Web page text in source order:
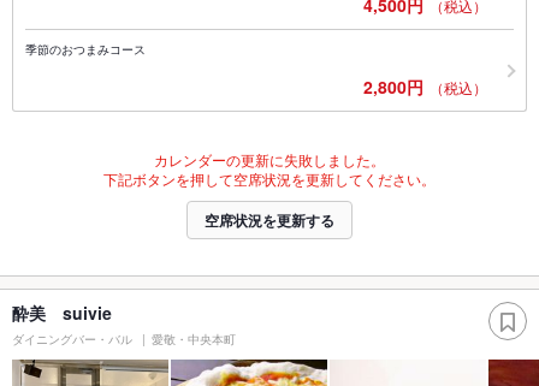
4,500円 （税込）
季節のおつまみコース
2,800円 （税込）
カレンダーの更新に失敗しました。
下記ボタンを押して空席状況を更新してください。
空席状況を更新する
酔美 suivie
ダイニングバー・バル 愛敬・中央本町